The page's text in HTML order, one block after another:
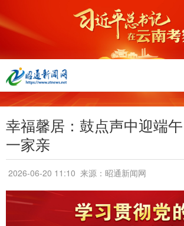
幸福馨居：鼓点声中迎端
一家亲
2026-06-20 11:10 来源：昭通新闻网